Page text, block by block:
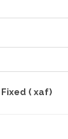
Fixed ( xaf)